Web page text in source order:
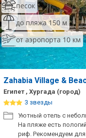
песок
до пляжа 150 м
от аэропорта 10 км
Zahabia Village &
Египет , Хургада (город)
3 звезды
Уютный отель с
На пляже есть
риф. Рекомендуем